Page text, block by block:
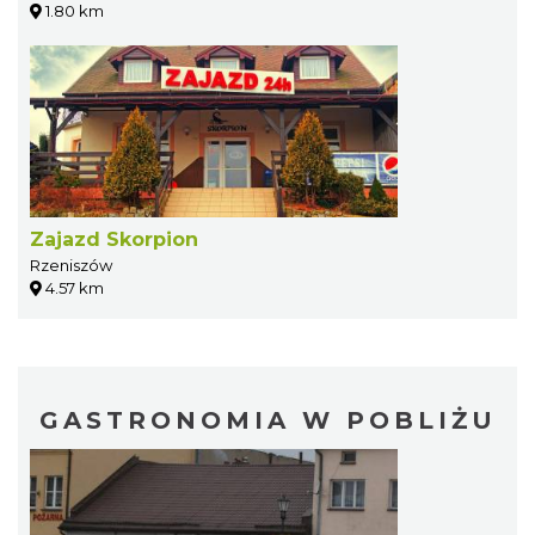
1.80 km
Zajazd Skorpion
Rzeniszów
4.57 km
GASTRONOMIA W POBLIŻU